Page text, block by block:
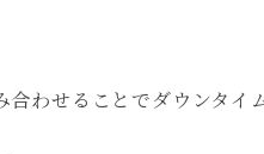
わせることでダウンタイ